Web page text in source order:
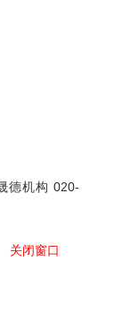
德机构 020-
关闭窗口